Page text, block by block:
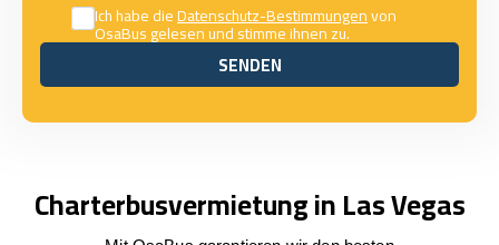
Ich habe dieDatenschutz-Bestimmungenvon
OsaBus gelesen und stimme ihnen zu.
SENDEN
SENDEN
Charterbusvermietung in Las Vegas